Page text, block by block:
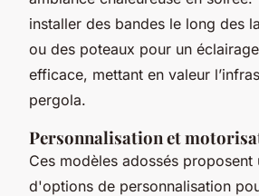
installer des bandes le long des
ou des poteaux pour un
efficace, mettant en valeur
pergola.
Personnalisation et
Ces modèles adossés proposent
d'options de personnalisation